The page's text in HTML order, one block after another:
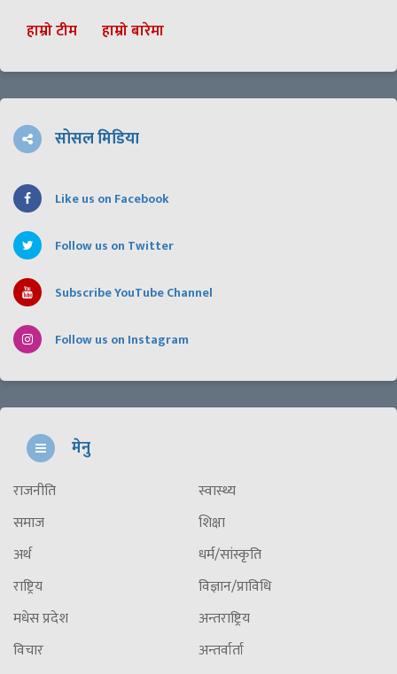
हाम्रो टीम हाम्रो बारेमा
सोसल मिडिया
Like us on Facebook
Follow us on Twitter
Subscribe YouTube Channel
Follow us on Instagram
मेनु
राजनीति
समाज
अर्थ
राष्ट्रिय
मधेस प्रदेश
विचार
स्वास्थ्य
शिक्षा
धर्म/सांस्कृति
विज्ञान/प्राविधि
अन्तराष्ट्रिय
अन्तर्वार्ता